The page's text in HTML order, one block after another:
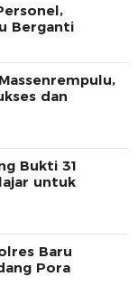
Berganti
dan
Bukti 31
untuk
Baru
Pora